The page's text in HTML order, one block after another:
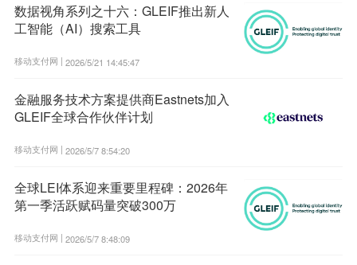
数据视角系列之十六：GLEIF推出新人
工智能（AI）搜索工具
移动支付网 | 2026/5/21 14:45:47
金融服务技术方案提供商Eastnets加入
GLEIF全球合作伙伴计划
移动支付网 | 2026/5/7 8:54:20
全球LEI体系迎来重要里程碑：2026年
第一季活跃赋码量突破300万
移动支付网 | 2026/5/7 8:48:09